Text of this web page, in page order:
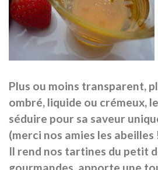
Plus ou moins transparent,
ombré, liquide ou crémeux,
séduire pour sa saveur
(merci nos amies les abeilles
Il rend nos tartines du petit
gourmandes, apporte une